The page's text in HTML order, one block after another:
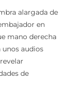
alargada de
en
mano derecha
unos audios
de